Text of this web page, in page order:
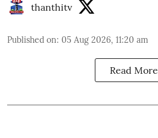
thanthitv
Published on: 05 Aug 2026, 11:20 am
Read More